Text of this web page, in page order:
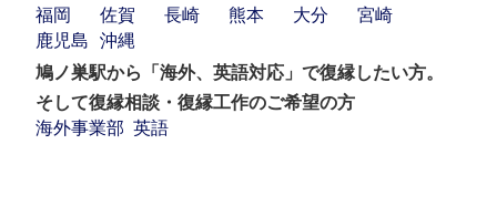
福岡
佐賀 長崎 熊本 大分
宮崎
鹿児島
沖縄
鳩ノ巣駅から「海外、英語対応」で復縁したい方。
そして復縁相談・復縁工作のご希望の方
海外事業部 英語